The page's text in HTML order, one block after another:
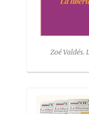
Zoé Valdés.